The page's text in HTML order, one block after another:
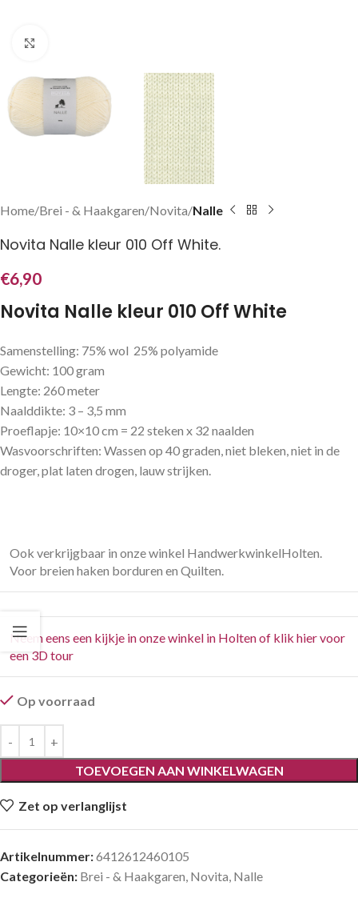
Home Brei - & Haakgaren Novita Nalle
Novita Nalle kleur 010 Off White.
€6,90
Novita Nalle kleur 010 Off White
Samenstelling: 75% wol 25% polyamide
Gewicht: 100 gram
Lengte: 260 meter
Naalddikte: 3 – 3,5 mm
Proeflapje: 10×10 cm = 22 steken x 32 naalden
Wasvoorschriften: Wassen op 40 graden, niet bleken, niet in de
droger, plat laten drogen, lauw strijken.
Ook verkrijgbaar in onze winkel HandwerkwinkelHolten.
Voor breien haken borduren en Quilten.
Neem eens een kijkje in onze winkel in Holten of klik hier voor
een 3D tour
Op voorraad
TOEVOEGEN AAN WINKELWAGEN
Zet op verlanglijst
Artikelnummer:6412612460105
Categorieën: Brei - & Haakgaren, Novita, Nalle